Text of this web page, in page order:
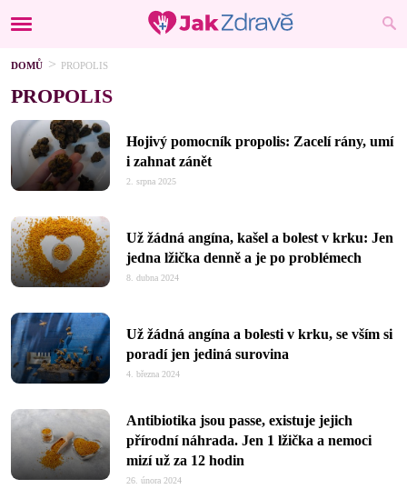
DOMŮ PROPOLIS
PROPOLIS
Hojivý pomocník propolis: Zacelí rány, umí
i zahnat zánět
2. srpna 2025
Už žádná angína, kašel a bolest v krku: Jen
jedna lžička denně a je po problémech
8. dubna 2024
Už žádná angína a bolesti v krku, se vším si
poradí jen jediná surovina
4. března 2024
Antibiotika jsou passe, existuje jejich
přírodní náhrada. Jen 1 lžička a nemoci
mizí už za 12 hodin
26. února 2024